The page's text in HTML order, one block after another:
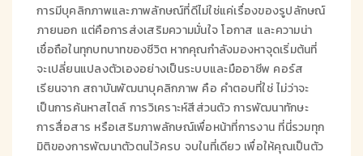
การมีบุคลิกภาพและภาพลักษณ์ที่ดีไม่ใช่แค่เรื่องของรูปลักษณ์
ภายนอก แต่คือการส่งเสริมความมั่นใจ โอกาส และความน่า
เชื่อถือในทุกบทบาทของชีวิต หากคุณกำลังมองหาจุดเริ่มต้นที่
จะเปลี่ยนแปลงตัวเองอย่างเป็นระบบและมืออาชีพ คอร์ส
เรียนจาก สถาบันพัฒนาบุคลิกภาพ คือ คำตอบที่ใช่ ไม่ว่าจะ
เป็นการค้นหาสไตล์ การวิเคราะห์สีส่วนตัว การพัฒนาทักษะ
การสื่อสาร หรือเสริมภาพลักษณ์เพื่อหน้าที่การงาน ที่นี่รวมทุก
มิติของการพัฒนาตัวตนไว้ครบ จบในที่เดียว เพื่อให้คุณเป็นตัว